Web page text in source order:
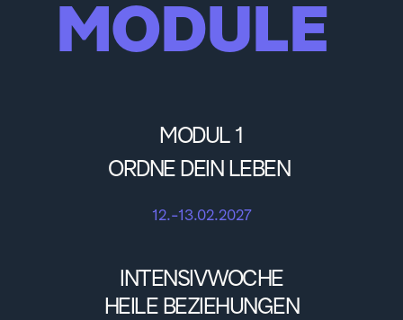
MODULE
MODUL 1
ORDNE DEIN LEBEN
12.-13.02.2027
INTENSIVWOCHE
HEILE BEZIEHUNGEN